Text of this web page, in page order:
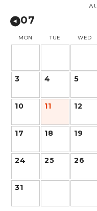
07
MON TUE WED
3 4 5
10 11 12
17 18 19
24 25 26
31